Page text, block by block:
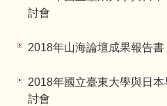
討會
2018年山海論壇成果報告書
2018年國立臺東大學與日
討會